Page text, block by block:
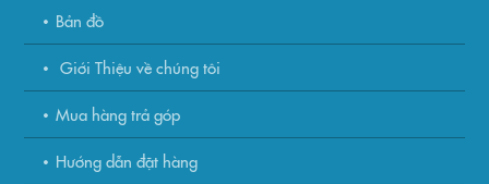
Bản đồ
Giới Thiệu về chúng tôi
Mua hàng trả góp
Hướng dẫn đặt hàng